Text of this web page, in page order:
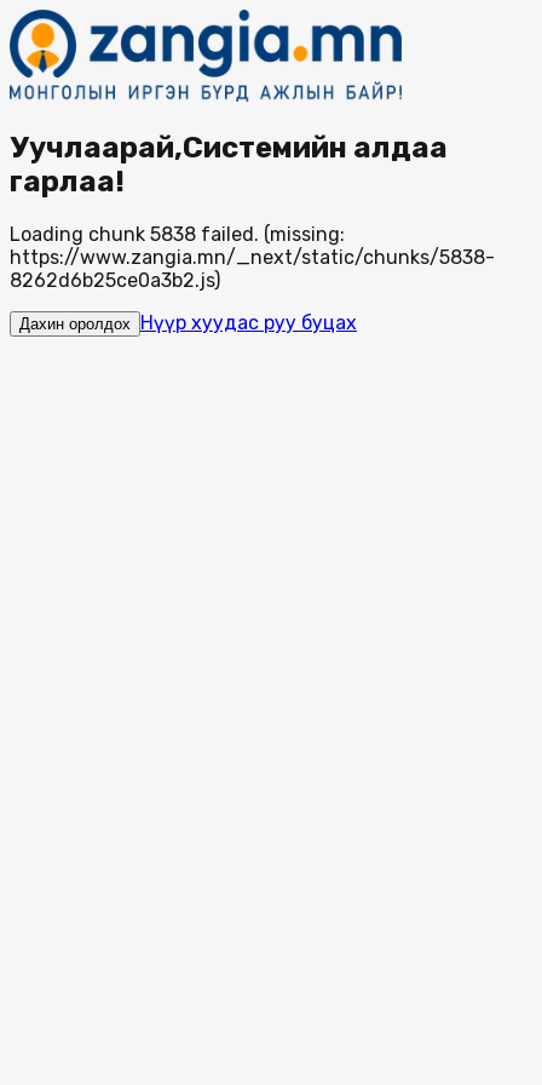
Уучлаарай,Системийн алдаа
гарлаа!
Loading chunk 5838 failed. (missing:
https://www.zangia.mn/_next/static/chunks/5838-
8262d6b25ce0a3b2.js)
Дахин оролдох Нүүр хуудас руу буцах